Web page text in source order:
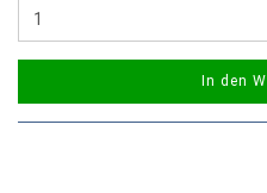
In den